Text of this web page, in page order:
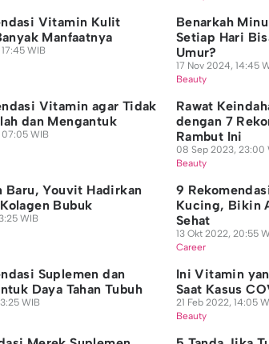
Vitamin Kulit
Manfaatnya
WIB
Benarkah
Setiap Hari
Umur?
17 Nov 2024, 14:45
Beauty
Vitamin agar Tidak
dan Mengantuk
WIB
Rawat
dengan 7
Rambut Ini
08 Sep 2023, 23:00
Beauty
Baru, Youvit Hadirkan
Bubuk
WIB
9
Kucing, Bikin
Sehat
13 Okt 2022, 20:55
Career
Suplemen dan
Daya Tahan Tubuh
WIB
Ini Vitamin
Saat Kasus
21 Feb 2022, 14:05
Beauty